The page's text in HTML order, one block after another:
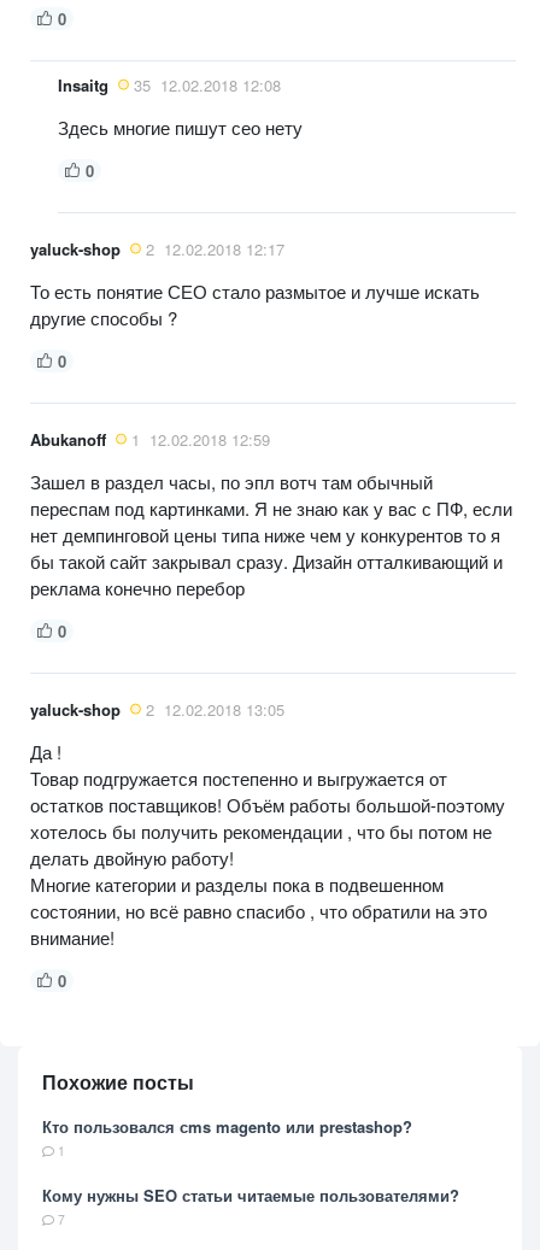
0
Insaitg 35 12.02.2018 12:08
Здесь многие пишут сео нету
0
yaluck-shop 2 12.02.2018 12:17
То есть понятие СЕО стало размытое и лучше искать
другие способы ?
0
Abukanoff 1 12.02.2018 12:59
Зашел в раздел часы, по эпл вотч там обычный
переспам под картинками. Я не знаю как у вас с ПФ, если
нет демпинговой цены типа ниже чем у конкурентов то я
бы такой сайт закрывал сразу. Дизайн отталкивающий и
реклама конечно перебор
0
yaluck-shop 2 12.02.2018 13:05
Да !
Товар подгружается постепенно и выгружается от
остатков поставщиков! Объём работы большой-поэтому
хотелось бы получить рекомендации , что бы потом не
делать двойную работу!
Многие категории и разделы пока в подвешенном
состоянии, но всё равно спасибо , что обратили на это
внимание!
0
Похожие посты
Кто пользовался сms magento или prestashop?
1
Кому нужны SEO статьи читаемые пользователями?
7